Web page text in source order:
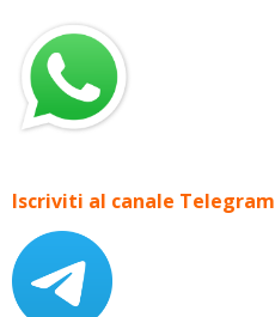
Iscriviti al canale Telegram